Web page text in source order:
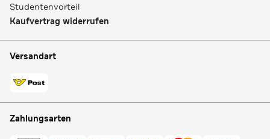
Studentenvorteil
Kaufvertrag widerrufen
Versandart
Zahlungsarten